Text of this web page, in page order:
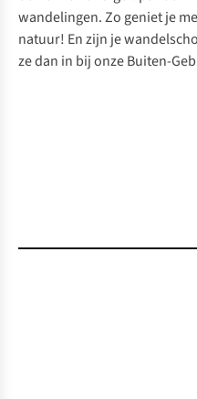
wandelingen. Zo geniet je
natuur! En zijn je
ze dan in bijonze Buiten-